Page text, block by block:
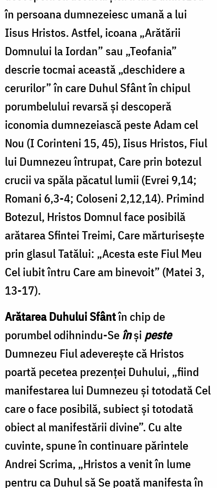
în persoana dumnezeiesc umană a lui
Iisus Hristos. Astfel, icoana „Arătării
Domnului la Iordan” sau „Teofania”
descrie tocmai această „deschidere a
cerurilor” în care Duhul Sfânt în chipul
porumbelului revarsă și descoperă
iconomia dumnezeiască peste Adam cel
Nou (I Corinteni 15, 45), Iisus Hristos, Fiul
lui Dumnezeu întrupat, Care prin botezul
crucii va spăla păcatul lumii (Evrei 9,14;
Romani 6,3-4; Coloseni 2,12,14). Primind
Botezul, Hristos Domnul face posibilă
arătarea Sfintei Treimi, Care mărturiseşte
prin glasul Tatălui: „Acesta este Fiul Meu
Cel iubit întru Care am binevoit” (Matei 3,
13-17).
Arătarea Duhului Sfântîn chip de
porumbel odihnindu-Seînși peste
Dumnezeu Fiul adevereşte că Hristos
poartă pecetea prezenţei Duhului, „fiind
manifestarea lui Dumnezeu şi totodată Cel
care o face posibilă, subiect şi totodată
obiect al manifestării divine”. Cu alte
cuvinte, spune în continuare părintele
Andrei Scrima, „Hristos a venit în lume
pentru ca Duhul să Se poată manifesta în